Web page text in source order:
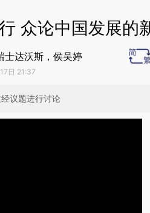
众论中国发展的
士达沃斯，侯吴婷
日 21:37
议题进行讨论